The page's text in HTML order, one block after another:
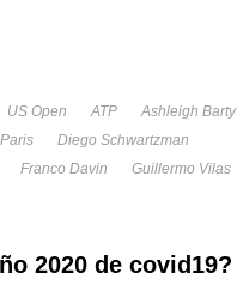
US Open ATP
Ashleigh Barty
Diego Schwartzman
Franco Davin Guillermo Vilas
2020 de covid19?